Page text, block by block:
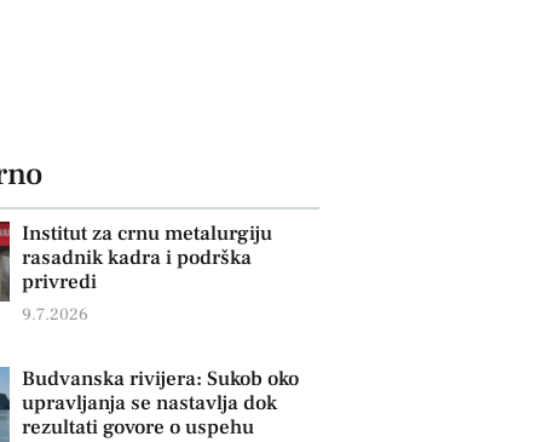
Institut za crnu metalurgiju
rasadnik kadra i podrška
privredi
9.7.2026
Budvanska rivijera: Sukob oko
upravljanja se nastavlja dok
rezultati govore o uspehu